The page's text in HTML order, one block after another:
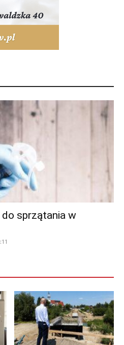
sprzątania w